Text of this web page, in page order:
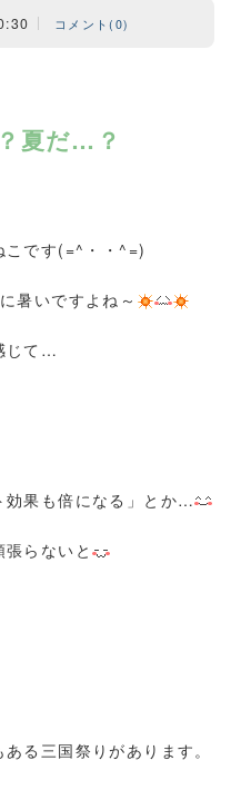
コメント(0)
夏だ…？
こです(=^・・^=)
暑いですよね～
じて…
効果も倍になる」とか…
らないと
る三国祭りがあります。